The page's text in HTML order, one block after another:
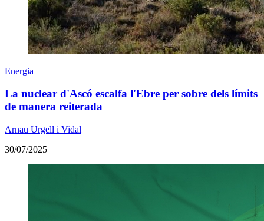
Energia
La nuclear d'Ascó escalfa l'Ebre per sobre dels límits
de manera reiterada
Arnau Urgell i Vidal
30/07/2025